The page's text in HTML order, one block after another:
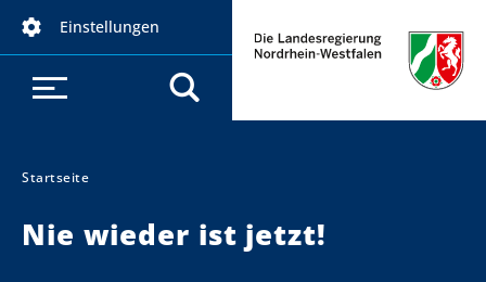
Einstellungen
Sie sind hier:
Startseite
Nie wieder ist jetzt!